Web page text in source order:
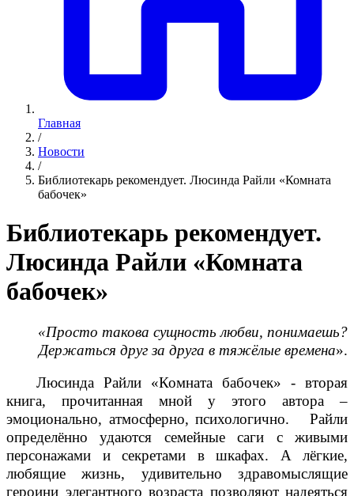
Главная
/
Новости
/
Библиотекарь рекомендует. Люсинда Райли «Комната
бабочек»
Библиотекарь рекомендует.
Люсинда Райли «Комната
бабочек»
«Просто такова сущность любви, понимаешь?
Держаться друг за друга в тяжёлые времена».
Люсинда Райли «Комната бабочек» - вторая
книга, прочитанная мной у этого автора –
эмоционально, атмосферно, психологично. Райли
определённо удаются семейные саги с живыми
персонажами и секретами в шкафах. А лёгкие,
любящие жизнь, удивительно здравомыслящие
героини элегантного возраста позволяют надеяться